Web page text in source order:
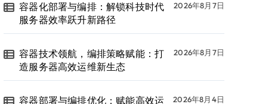
容器化部署与编排：解锁科技时代
服务器效率跃升新路径
2026年8月7日
容器技术领航，编排策略赋能：打
造服务器高效运维新生态
2026年8月7日
容器部署与编排优化：赋能高效运
2026年8月4日